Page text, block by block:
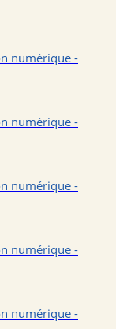
numérique -
numérique -
numérique -
numérique -
numérique -